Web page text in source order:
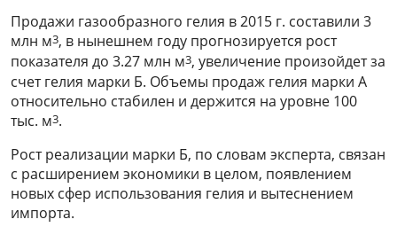
Продажи газообразного гелия в 2015 г. составили 3
млн м3, в нынешнем году прогнозируется рост
показателя до 3.27 млн м3, увеличение произойдет за
счет гелия марки Б. Объемы продаж гелия марки А
относительно стабилен и держится на уровне 100
тыс. м3.
Рост реализации марки Б, по словам эксперта, связан
с расширением экономики в целом, появлением
новых сфер использования гелия и вытеснением
импорта.